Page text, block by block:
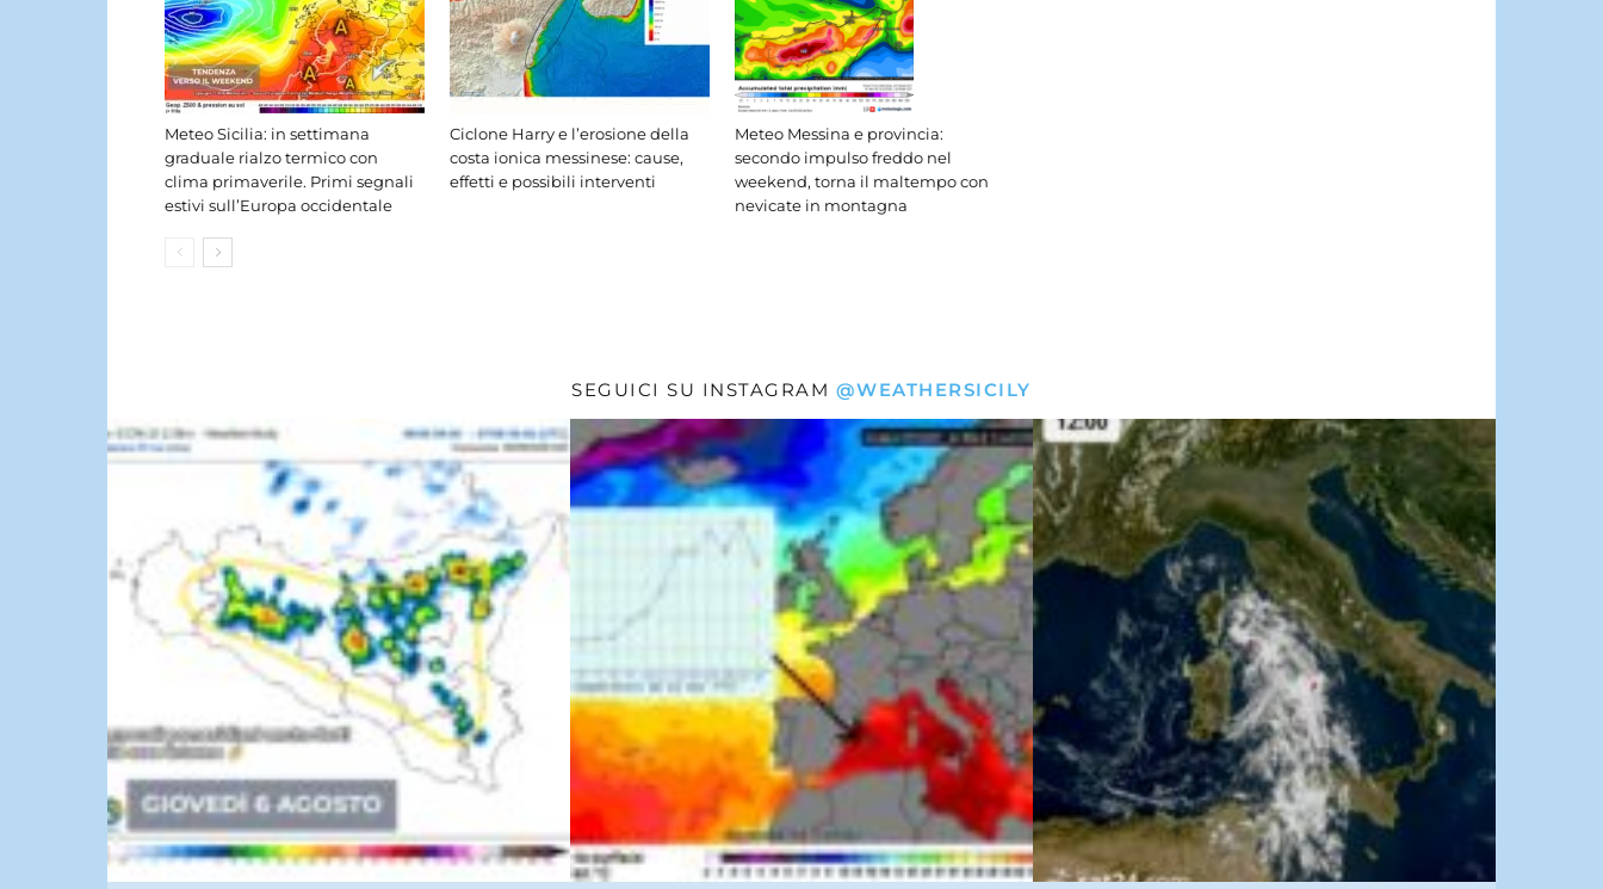
Meteo Sicilia: in settimana
graduale rialzo termico con
clima primaverile. Primi segnali
estivi sull’Europa occidentale
Ciclone Harry e l’erosione della
costa ionica messinese: cause,
effetti e possibili interventi
Meteo Messina e provincia:
secondo impulso freddo nel
weekend, torna il maltempo con
nevicate in montagna
SEGUICI SU INSTAGRAM @WEATHERSICILY